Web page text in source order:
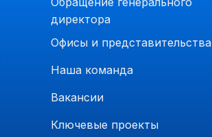
директора
Офисы и представительства
Наша команда
Вакансии
Ключевые проекты